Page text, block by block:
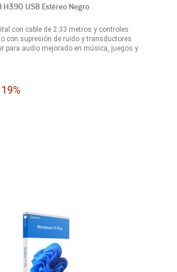
H390 USB Estéreo Negro
con cable de 2.33 metros y controles
con supresión de ruido y transductores
para audio mejorado en música, juegos y